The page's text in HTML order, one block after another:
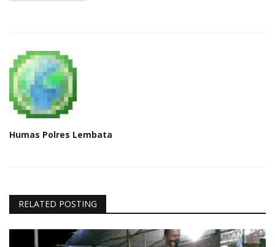
Humas Polres Lembata
RELATED POSTING